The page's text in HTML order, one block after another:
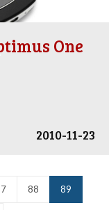
One
2010-11-23
88 89